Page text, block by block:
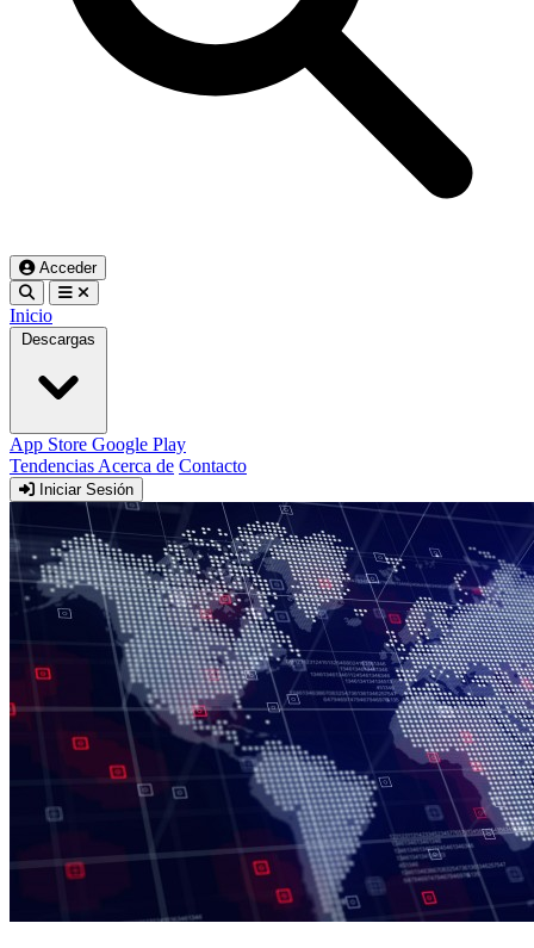
Acceder
Inicio
Descargas
App Store Google Play
Tendencias Acerca de Contacto
Iniciar Sesión